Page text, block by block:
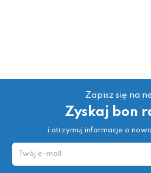
Zapisz się na
Zyskaj bon
i otrzymuj informacje o